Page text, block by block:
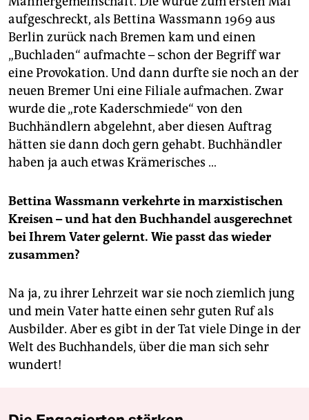
aufgeschreckt, als Bettina Wassmann 1969 aus
Berlin zurück nach Bremen kam und einen
„Buchladen“ aufmachte – schon der Begriff war
eine Provokation. Und dann durfte sie noch an der
neuen Bremer Uni eine Filiale aufmachen. Zwar
wurde die „rote Kaderschmiede“ von den
Buchhändlern abgelehnt, aber diesen Auftrag
hätten sie dann doch gern gehabt. Buchhändler
haben ja auch etwas Krämerisches …
Bettina Wassmann verkehrte in marxistischen
Kreisen – und hat den Buchhandel ausgerechnet
bei Ihrem Vater gelernt. Wie passt das wieder
zusammen?
Na ja, zu ihrer Lehrzeit war sie noch ziemlich jung
und mein Vater hatte einen sehr guten Ruf als
Ausbilder. Aber es gibt in der Tat viele Dinge in der
Welt des Buchhandels, über die man sich sehr
wundert!